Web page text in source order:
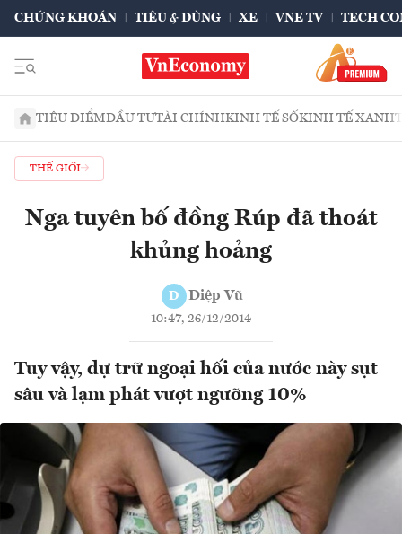
CHỨNG KHOÁN TIÊU & DÙNG XE VNE TV TECH
TIÊU ĐIỂMĐẦU TƯTÀI CHÍNHKINH TẾ SỐKINH TẾ XANH
THẾ GIỚI
Nga tuyên bố đồng Rúp đã thoát
khủng hoảng
D Diệp Vũ
10:47, 26/12/2014
Tuy vậy, dự trữ ngoại hối của nước này sụt
sâu và lạm phát vượt ngưỡng 10%